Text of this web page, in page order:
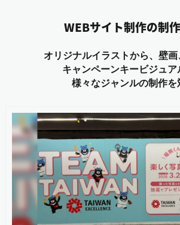
WEBサイト制作の制
オリジナルイラストから、壁画
キャンペーンキービジュア
様々なジャンルの制作を